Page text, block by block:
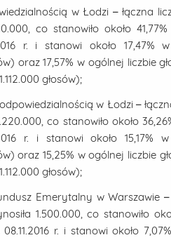
w Łodzi – łączna
co stanowiło około
r. i stanowi około 17,47%
oraz 17,57% w ogólnej liczbie
głosów);
w Łodzi –
co stanowiło około
r. i stanowi około 15,17%
oraz 15,25% w ogólnej liczbie
głosów);
Emerytalny w Warszawie –
1.500.000, co stanowiło
r. i stanowi około